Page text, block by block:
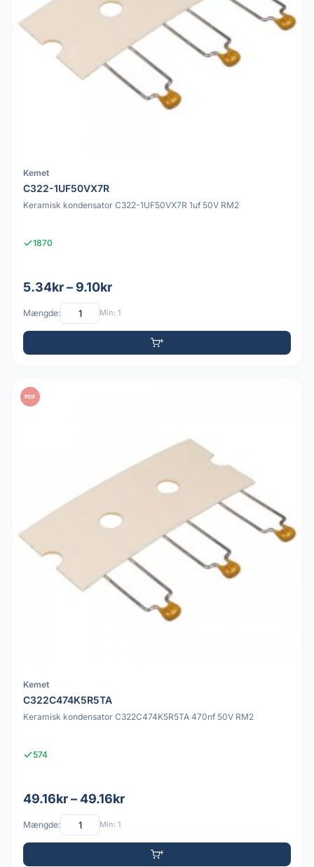
Kemet
C322-1UF50VX7R
Keramisk kondensator C322-1UF50VX7R 1uf 50V RM2
1870
5.34kr – 9.10kr
Mængde: Min: 1
PDF
Kemet
C322C474K5R5TA
Keramisk kondensator C322C474K5R5TA 470nf 50V RM2
574
49.16kr – 49.16kr
Mængde: Min: 1